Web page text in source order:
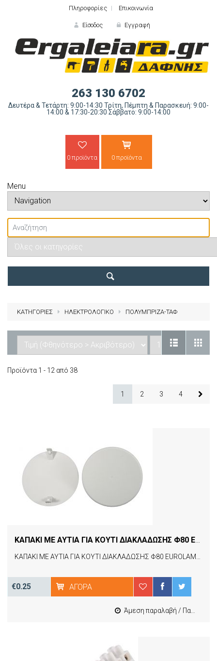
Πληροφορίες Επικοινωνία
Είσοδος
ΕΙΣΟΔΟΣ
Εγγραφή
263 130 6702
Δευτέρα & Τετάρτη: 9:00-14:30 Τρίτη, Πέμπτη & Παρασκευή: 9:00-
14:00 & 17:30-20:30 Σάββατο: 9:00-14:00
0 προϊόντα 0 προϊόντα
Menu
ΚΑΤΗΓΟΡΙΕΣ ΗΛΕΚΤΡΟΛΟΓΙΚΟ ΠΟΛΥΜΠΡΙΖΑ-ΤΑΦ
Προϊόντα 1 - 12 από 38
1 2 3 4
€0.25 ΑΓΟΡΆ
Άμεση παραλαβή / Παράδοση 1-3 εργασιμες